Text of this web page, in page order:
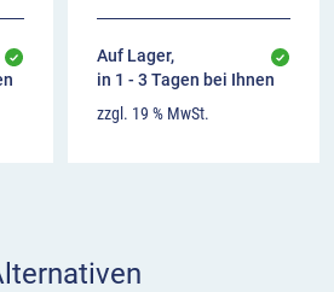
Auf Lager,
in 1 - 3 Tagen bei Ihnen
zzgl. 19 % MwSt.